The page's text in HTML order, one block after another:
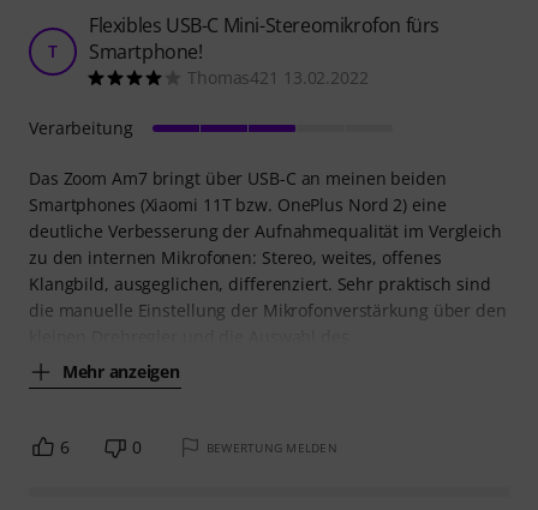
T
Flexibles USB-C Mini-Stereomikrofon fürs
Smartphone!
Thomas421 13.02.2022
Das Zoom Am7 bringt über USB-C an meinen beiden
Smartphones (Xiaomi 11T bzw. OnePlus Nord 2) eine
deutliche Verbesserung der Aufnahmequalität im Vergleich
zu den internen Mikrofonen: Stereo, weites, offenes
Klangbild, ausgeglichen, differenziert. Sehr praktisch sind
die manuelle Einstellung der Mikrofonverstärkung über den
Mehr anzeigen
Verarbeitung
6 0 BEWERTUNG MELDEN